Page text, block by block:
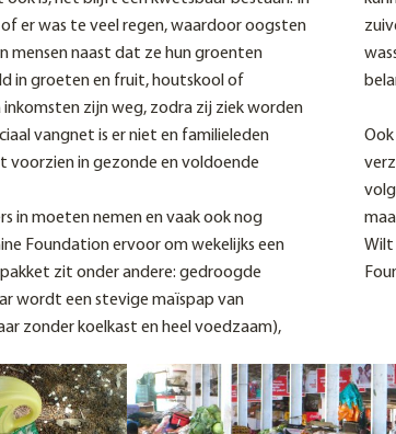
er was te veel regen, waardoor oogsten
mensen naast dat ze hun groenten
in groeten en fruit, houtskool of
zijn weg, zodra zij ziek worden
vangnet is er niet en familieleden
voorzien in gezonde en voldoende
in moeten nemen en vaak ook nog
Foundation ervoor om wekelijks een
zit onder andere: gedroogde
wordt een stevige maïspap van
zonder koelkast en heel voedzaam),
Wilt